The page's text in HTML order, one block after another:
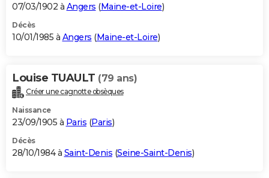
07/03/1902 à Angers (Maine-et-Loire)
Décès
10/01/1985 à Angers (Maine-et-Loire)
Louise TUAULT (79 ans)
Créer une cagnotte obsèques
Naissance
23/09/1905 à Paris (Paris)
Décès
28/10/1984 à Saint-Denis (Seine-Saint-Denis)